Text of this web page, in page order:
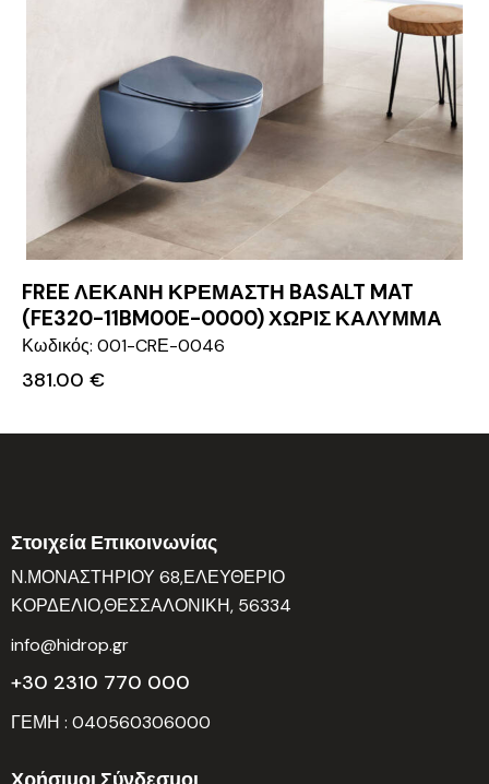
FREE ΛΕΚΑΝΗ ΚΡΕΜΑΣΤΗ BASALT MAT
(FE320-11BM00E-0000) ΧΩΡΙΣ ΚΑΛΥΜΜΑ
Κωδικός: 001-CRΕ-0046
381.00 €
Στοιχεία Επικοινωνίας
Ν.ΜΟΝΑΣΤΗΡΙΟΥ 68,ΕΛΕΥΘΕΡΙΟ
ΚΟΡΔΕΛΙΟ,ΘΕΣΣΑΛΟΝΙΚΗ, 56334
info@hidrop.gr
+30 2310 770 000
ΓΕΜΗ : 040560306000